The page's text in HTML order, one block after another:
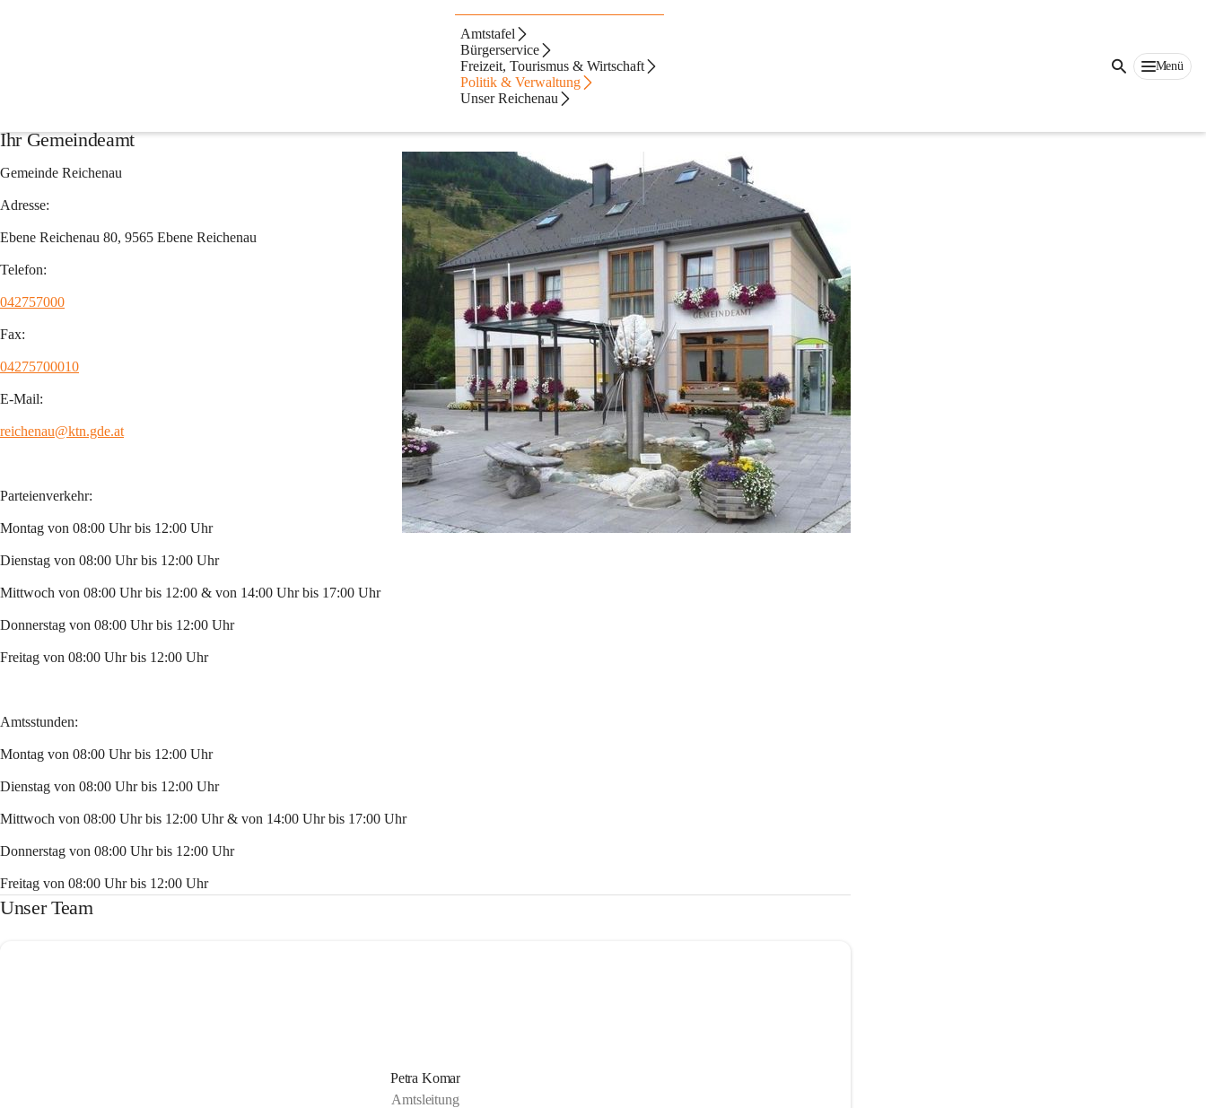
Amtstafel
Bürgerservice
Freizeit, Tourismus & Wirtschaft
Politik & Verwaltung
Unser Reichenau
Menü
Die Gemeinde Reichenau ist eine Gemeinde mit 1800 Einwohnern und liegt im politischen Bezirk Feldkirchen in Kärnten. Das Gemeindeamt von
Ihr Gemeindeamt
Gemeinde Reichenau
Adresse:
Ebene Reichenau 80, 9565 Ebene Reichenau
Telefon:
042757000
Fax:
04275700010
E-Mail:
reichenau@ktn.gde.at
Parteienverkehr:
Montag von 08:00 Uhr bis 12:00 Uhr
Dienstag von 08:00 Uhr bis 12:00 Uhr
Mittwoch von 08:00 Uhr bis 12:00 & von 14:00 Uhr bis 17:00 Uhr
Donnerstag von 08:00 Uhr bis 12:00 Uhr
Freitag von 08:00 Uhr bis 12:00 Uhr
Amtsstunden:
Montag von 08:00 Uhr bis 12:00 Uhr
Dienstag von 08:00 Uhr bis 12:00 Uhr
Mittwoch von 08:00 Uhr bis 12:00 Uhr & von 14:00 Uhr bis 17:00 Uhr
Donnerstag von 08:00 Uhr bis 12:00 Uhr
Freitag von 08:00 Uhr bis 12:00 Uhr
Unser Team
Petra Komar
Amtsleitung